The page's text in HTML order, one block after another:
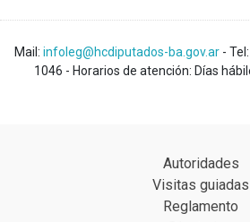
Mail: infoleg@hcdiputados-ba.gov.ar -
1046 - Horarios de atención: Días
Autoridades
Visitas guiadas
Reglamento